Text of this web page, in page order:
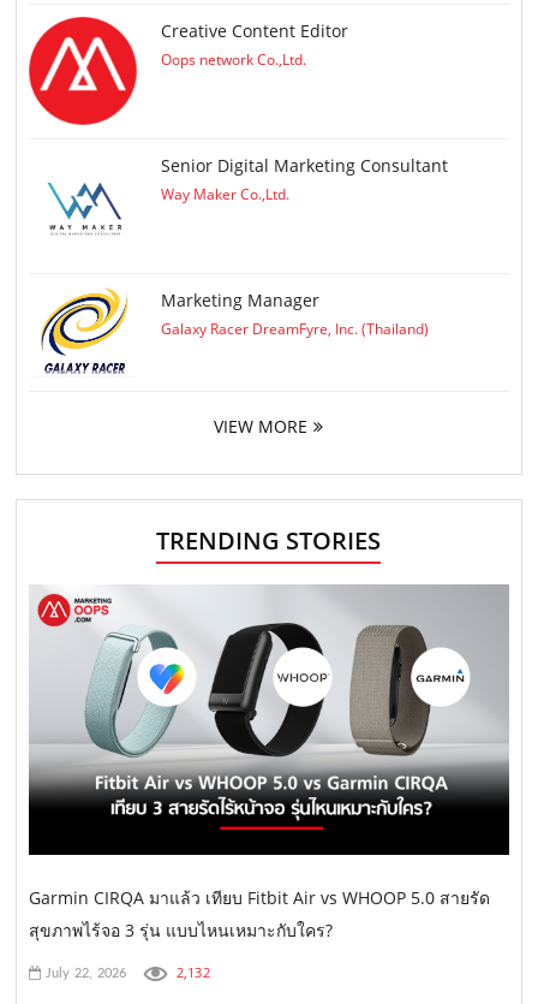
Creative Content Editor
Oops network Co.,Ltd.
Senior Digital Marketing Consultant
Way Maker Co.,Ltd.
Marketing Manager
Galaxy Racer DreamFyre, Inc. (Thailand)
VIEW MORE
TRENDING STORIES
Garmin CIRQA มาแล้ว เทียบ Fitbit Air vs WHOOP 5.0 สายรัด
สุขภาพไร้จอ 3 รุ่น แบบไหนเหมาะกับใคร?
July 22, 2026 2,132